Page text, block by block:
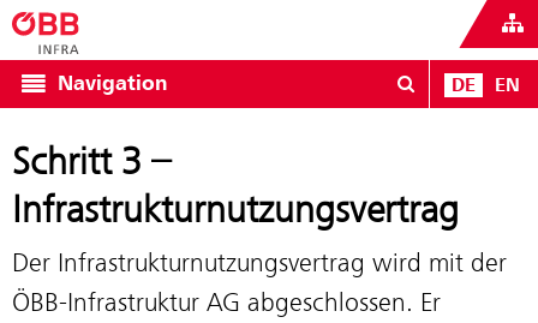
Navigation DE EN
Schritt 3 –
Infrastrukturnutzungsvertrag
Der Infrastrukturnutzungsvertrag wird mit der
ÖBB-Infrastruktur AG abgeschlossen. Er